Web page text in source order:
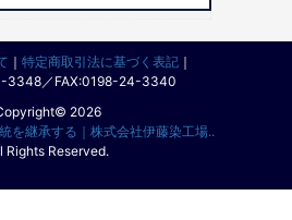
｜ 特定商取引法に基づく表記 ｜
3348／FAX:0198-24-3340
2026
を継承する｜株式会社伊藤染工場..
Rights Reserved.